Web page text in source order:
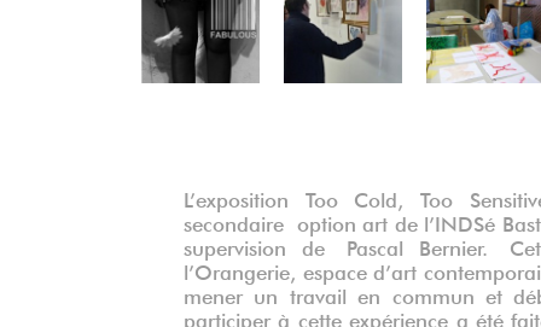
Précédent
L’exposition Too Cold, Too
secondaire option art de l’INDSé
supervision de Pascal Bernier.
l’Orangerie, espace d’art
mener un travail en commun et
participer à cette expérience a été